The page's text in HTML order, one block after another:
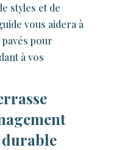
styles et de
vous aidera à
pour
à vos